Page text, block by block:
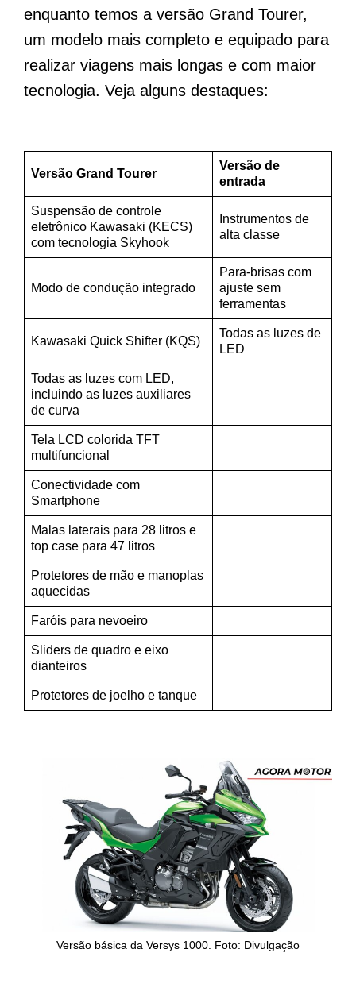
enquanto temos a versão Grand Tourer,
um modelo mais completo e equipado para
realizar viagens mais longas e com maior
tecnologia. Veja alguns destaques:
Versão Grand Tourer
Versão de
entrada
Suspensão de controle
eletrônico Kawasaki (KECS)
com tecnologia Skyhook
Instrumentos de
alta classe
Modo de condução integrado
Para-brisas com
ajuste sem
ferramentas
Kawasaki Quick Shifter (KQS)
Todas as luzes de
LED
Todas as luzes com LED,
incluindo as luzes auxiliares
de curva
Tela LCD colorida TFT
multifuncional
Conectividade com
Smartphone
Malas laterais para 28 litros e
top case para 47 litros
Protetores de mão e manoplas
aquecidas
Faróis para nevoeiro
Sliders de quadro e eixo
dianteiros
Protetores de joelho e tanque
Versão básica da Versys 1000. Foto: Divulgação